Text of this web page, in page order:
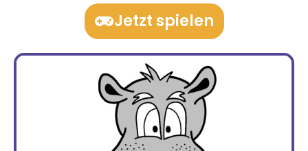
Jetzt spielen